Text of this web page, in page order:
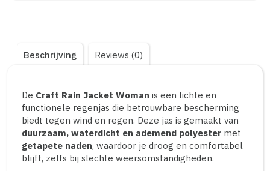
Beschrijving Reviews (0)
De Craft Rain Jacket Woman is een lichte en
functionele regenjas die betrouwbare bescherming
biedt tegen wind en regen. Deze jas is gemaakt van
duurzaam, waterdicht en ademend polyester met
getapete naden, waardoor je droog en comfortabel
blijft, zelfs bij slechte weersomstandigheden.